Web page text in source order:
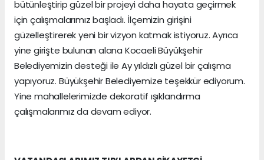
bütünleştirip güzel bir projeyi daha hayata geçirmek
için çalışmalarımız başladı. İlçemizin girişini
güzelleştirerek yeni bir vizyon katmak istiyoruz. Ayrıca
yine girişte bulunan alana Kocaeli Büyükşehir
Belediyemizin desteği ile Ay yıldızlı güzel bir çalışma
yapıyoruz. Büyükşehir Belediyemize teşekkür ediyorum.
Yine mahallelerimizde dekoratif ışıklandırma
çalışmalarımız da devam ediyor.